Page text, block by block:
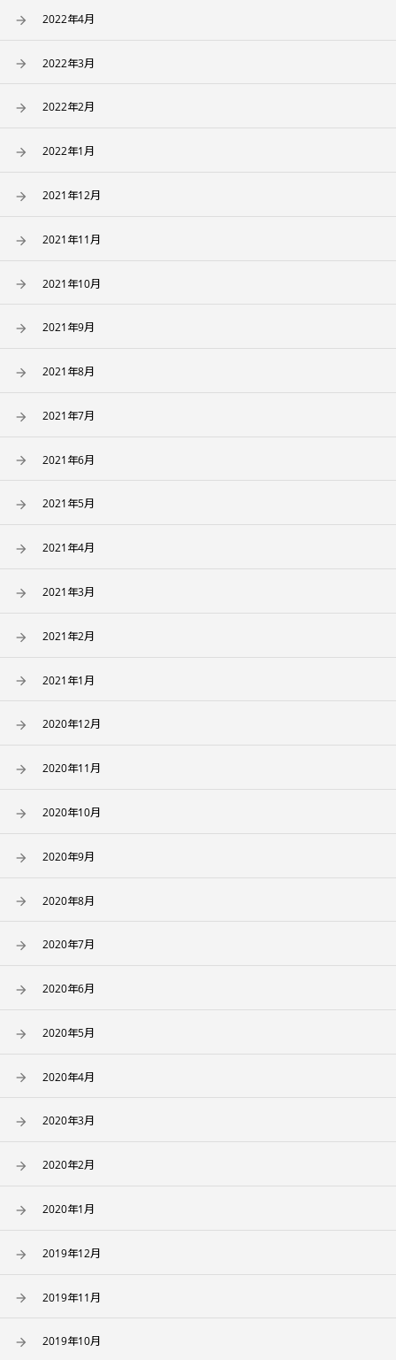
2022年4月
2022年3月
2022年2月
2022年1月
2021年12月
2021年11月
2021年10月
2021年9月
2021年8月
2021年7月
2021年6月
2021年5月
2021年4月
2021年3月
2021年2月
2021年1月
2020年12月
2020年11月
2020年10月
2020年9月
2020年8月
2020年7月
2020年6月
2020年5月
2020年4月
2020年3月
2020年2月
2020年1月
2019年12月
2019年11月
2019年10月